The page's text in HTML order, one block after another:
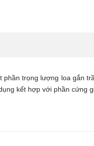
trọng lượng loa gắn
kết hợp với phần cứng